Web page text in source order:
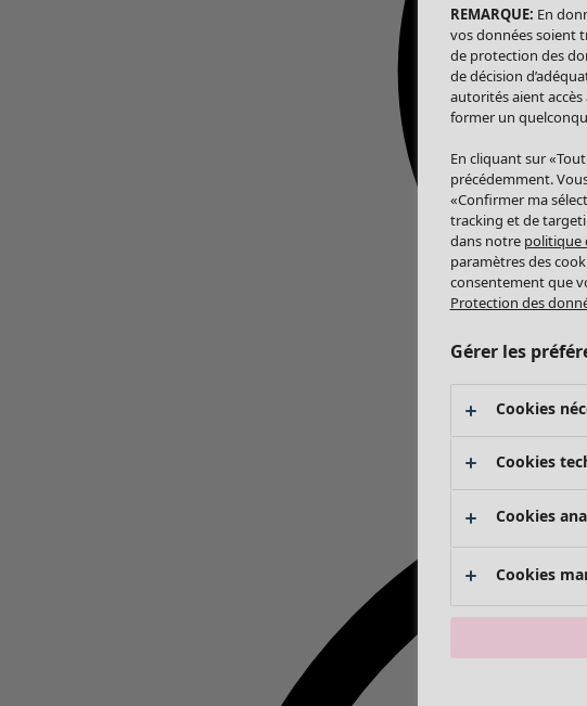
REMARQUE: En
vos données soient
de protection des
de décision
autorités aient accès
former un
En cliquant sur
précédemment.
«Confirmer ma
tracking et de
dans notre politique
paramètres des
consentement que
Protection des
Gérer les
Cookies
Cookies
Cookies
Cookies